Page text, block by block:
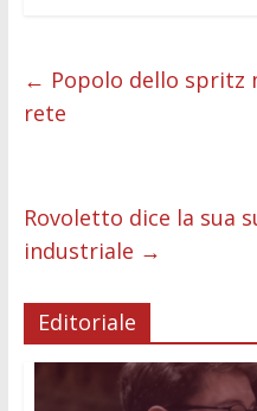
b
k
er l s
p
← Popolo dello spritz
rete
Rovoletto dice la sua
industriale →
Editoriale